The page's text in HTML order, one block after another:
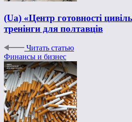
(Ua) «Центр готовності
тренінги для полтавців
Читать статью
Финансы и бизнес